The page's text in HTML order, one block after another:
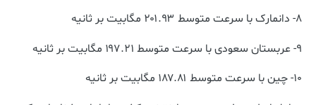
۸- دانمارک با سرعت متوسط ۲۰۱.۹۳ مگابیت بر ثانیه
۹- عربستان سعودی با سرعت متوسط ۱۹۷.۲۱ مگابیت بر ثانیه
۱۰- چین با سرعت متوسط ۱۸۷.۸۱ مگابیت بر ثانیه